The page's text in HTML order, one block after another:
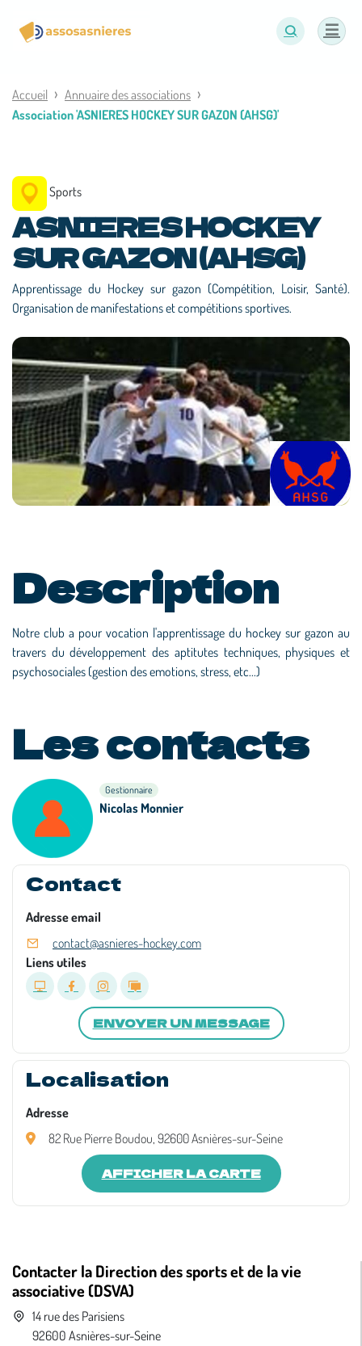
Accueil
Annuaire des associations
Association 'ASNIERES HOCKEY SUR GAZON (AHSG)'
Sports
ASNIERES HOCKEY
SUR GAZON (AHSG)
Apprentissage du Hockey sur gazon (Compétition, Loisir, Santé).
Organisation de manifestations et compétitions sportives.
Description
Notre club a pour vocation l'apprentissage du hockey sur gazon au
travers du développement des aptitutes techniques, physiques et
psychosociales (gestion des emotions, stress, etc...)
Les contacts
Gestionnaire
Nicolas Monnier
Contact
Adresse email
contact@asnieres-hockey.com
Liens utiles
ENVOYER UN MESSAGE
Localisation
Adresse
82 Rue Pierre Boudou, 92600 Asnières-sur-Seine
AFFICHER LA CARTE
Contacter la Direction des sports et de la vie
associative (DSVA)
14 rue des Parisiens
92600 Asnières-sur-Seine